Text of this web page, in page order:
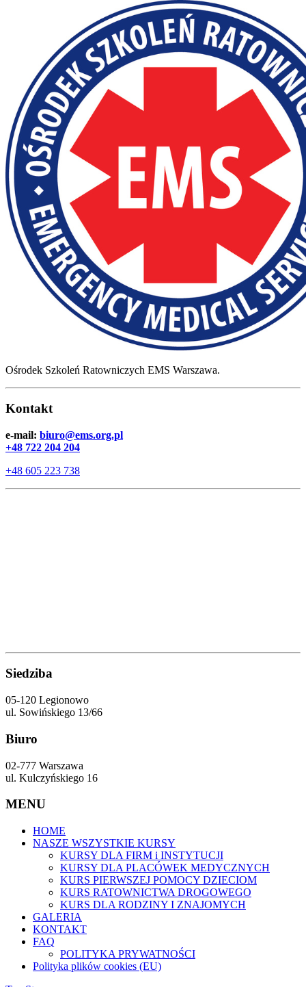
Ośrodek Szkoleń Ratowniczych EMS Warszawa.
Kontakt
e-mail: biuro@ems.org.pl
+48 722 204 204
+48 605 223 738
Siedziba
05-120 Legionowo
ul. Sowińskiego 13/66
Biuro
02-777 Warszawa
ul. Kulczyńskiego 16
MENU
HOME
NASZE WSZYSTKIE KURSY
KURSY DLA FIRM i INSTYTUCJI
KURSY DLA PLACÓWEK MEDYCZNYCH
KURS PIERWSZEJ POMOCY DZIECIOM
KURS RATOWNICTWA DROGOWEGO
KURS DLA RODZINY I ZNAJOMYCH
GALERIA
KONTAKT
FAQ
POLITYKA PRYWATNOŚCI
Polityka plików cookies (EU)